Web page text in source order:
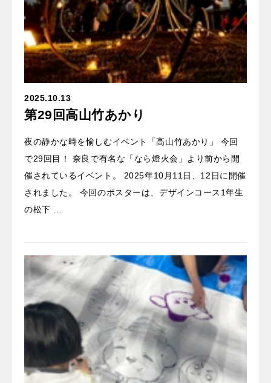
2025.10.13
第29回高山竹あかり
夜の静かな時を愉しむイベント「高山竹あかり」 今回
で29回目！ 奈良で有名な「なら燈火会」より前から開
催されているイベント。 2025年10月11日、12日に開催
されました。 今回のポスターは、デザインコース1年生
の松下 …